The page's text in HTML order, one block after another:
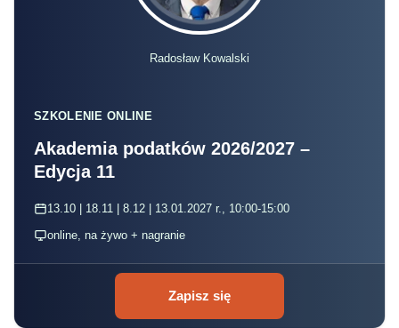
Radosław Kowalski
SZKOLENIE ONLINE
Akademia podatków 2026/2027 –
Edycja 11
13.10 | 18.11 | 8.12 | 13.01.2027 r., 10:00-15:00
online, na żywo + nagranie
Zapisz się